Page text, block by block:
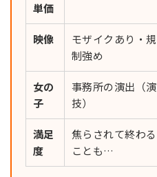
単価
映像
モザイクあり・規
制強め
女の
子
事務所の演出（演
技）
満足
度
焦らされて終わる
ことも…